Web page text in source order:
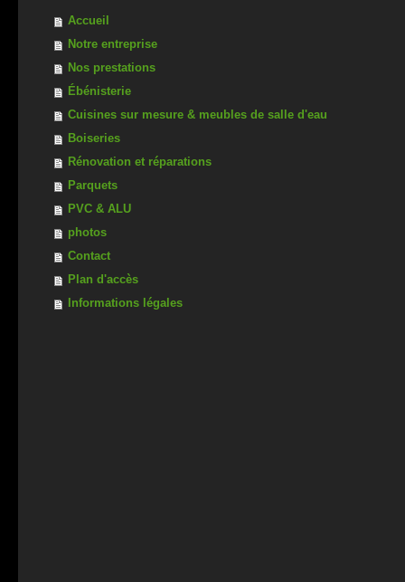
Accueil
Notre entreprise
Nos prestations
Ébénisterie
Cuisines sur mesure & meubles de salle d'eau
Boiseries
Rénovation et réparations
Parquets
PVC & ALU
photos
Contact
Plan d'accès
Informations légales